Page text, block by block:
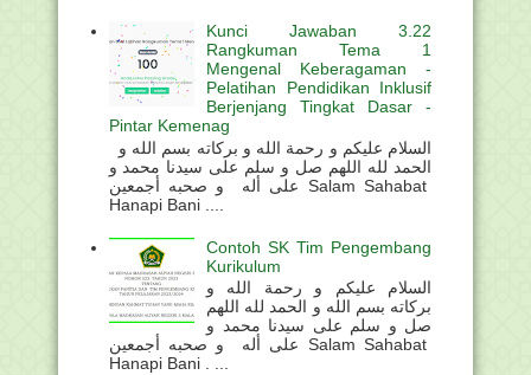
Kunci Jawaban 3.22
Rangkuman Tema 1
Mengenal Keberagaman -
Pelatihan Pendidikan Inklusif
Berjenjang Tingkat Dasar -
Pintar Kemenag
الحمد لله اللهم صل و سلم على سيدنا محمد و
على أله و صحبه أجمعين Salam Sahabat
Hanapi Bani ....
Contoh SK Tim Pengembang
Kurikulum
السلام عليكم و رحمة الله و
بركاته بسم الله و الحمد لله اللهم
صل و سلم على سيدنا محمد و
على أله و صحبه أجمعين Salam Sahabat
Hanapi Bani . ...